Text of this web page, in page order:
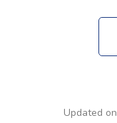
Updated on